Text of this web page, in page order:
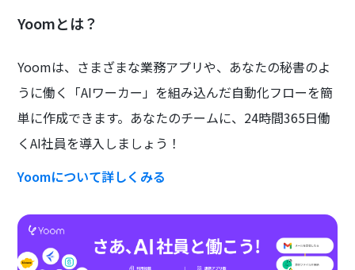
Yoomとは？
Yoomは、さまざまな業務アプリや、あなたの秘書のよ
うに働く「AIワーカー」を組み込んだ自動化フローを簡
単に作成できます。あなたのチームに、24時間365日働
くAI社員を導入しましょう！
Yoomについて詳しくみる